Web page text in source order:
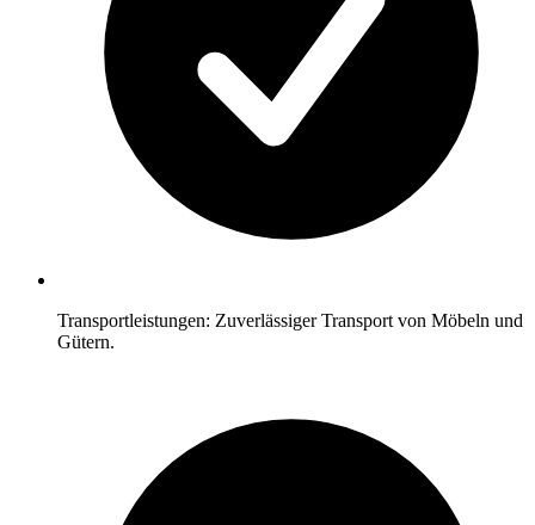
Transportleistungen: Zuverlässiger Transport von Möbeln und
Gütern.